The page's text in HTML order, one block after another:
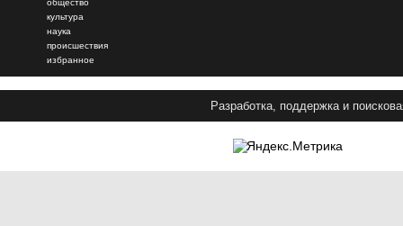
общество
культура
наука
происшествия
избранное
Разработка, поддержка и